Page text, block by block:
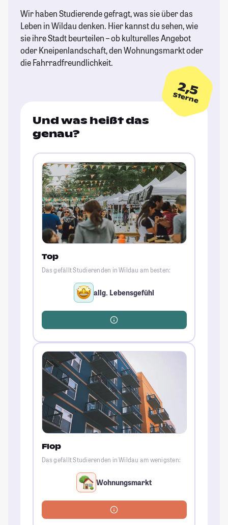
Wir haben Studierende gefragt, was sie über das
Leben in Wildau denken. Hier kannst du sehen, wie
sie ihre Stadt beurteilen – ob kulturelles Angebot
oder Kneipenlandschaft, den Wohnungsmarkt oder
die Fahrradfreundlichkeit.
2,5
Sterne
Und was heißt das
genau?
Top
Das gefällt Studierenden in Wildau am besten:
allg. Lebensgefühl
Flop
Das gefällt Studierenden in Wildau am wenigsten:
Wohnungsmarkt